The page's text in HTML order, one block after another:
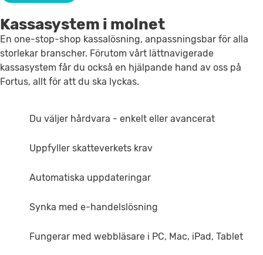
Kassasystem i molnet
En one-stop-shop kassalösning, anpassningsbar för alla
storlekar branscher. Förutom vårt lättnavigerade
kassasystem får du också en hjälpande hand av oss på
Fortus, allt för att du ska lyckas.
Du väljer hårdvara - enkelt eller avancerat
Uppfyller skatteverkets krav
Automatiska uppdateringar
Synka med e-handelslösning
Fungerar med webbläsare i PC, Mac, iPad, Tablet